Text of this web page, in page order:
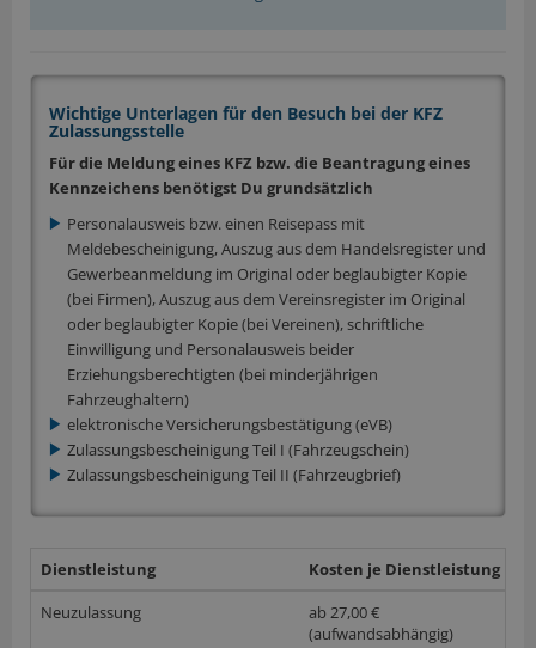
Wichtige Unterlagen für den Besuch bei der KFZ
Zulassungsstelle
Für die Meldung eines KFZ bzw. die Beantragung eines
Kennzeichens benötigst Du grundsätzlich
Personalausweis bzw. einen Reisepass mit
Meldebescheinigung, Auszug aus dem Handelsregister und
Gewerbeanmeldung im Original oder beglaubigter Kopie
(bei Firmen), Auszug aus dem Vereinsregister im Original
oder beglaubigter Kopie (bei Vereinen), schriftliche
Einwilligung und Personalausweis beider
Erziehungsberechtigten (bei minderjährigen
Fahrzeughaltern)
elektronische Versicherungsbestätigung (eVB)
Zulassungsbescheinigung Teil I (Fahrzeugschein)
Zulassungsbescheinigung Teil II (Fahrzeugbrief)
Dienstleistung Kosten je Dienstleistung
Neuzulassung
ab 27,00 €
(aufwandsabhängig)